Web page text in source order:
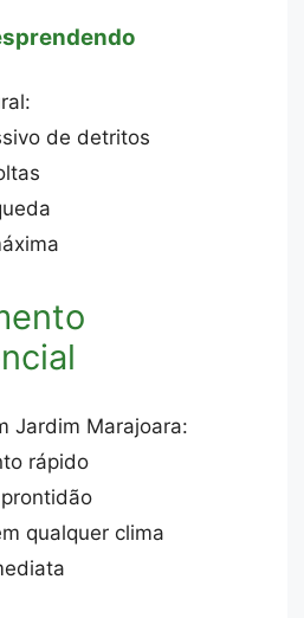
de detritos
Jardim Marajoara:
rápido
qualquer clima